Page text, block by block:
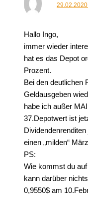
Hallo Ingo,
immer wieder
hat es das Depot
Prozent.
Bei den deutlichen
Geldausgeben
habe ich außer
37.Depotwert ist
einen „milden“
PS:
Wie kommst du
kann darüber
0,9550$ am